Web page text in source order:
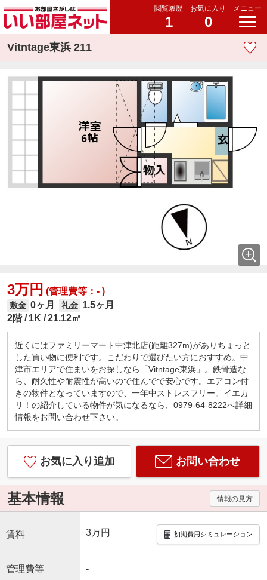
閲覧履歴
1
お気に入り
0
メニュー
Vitntage東浜 211
3万円 (管理費等：- )
敷金 0ヶ月 礼金 1.5ヶ月
2階
1K 21.12㎡
近くにはファミリーマート中津北店(距離327m)がありちょっと
した買い物に便利です。こだわりで選びたい方におすすめ。中
津市エリアで住まいをお探しなら「Vitntage東浜」。鉄骨造な
ら、耐久性や耐震性が高いので住んでで安心です。エアコン付
きの物件となっていますので、一年中ストレスフリー。イエカ
リ！の紹介している物件が気になるなら、0979-64-8222へ詳細
情報をお問い合わせ下さい。
お気に入り追加 お問い合わせ
基本情報 情報の見方
賃料 3万円 初期費用シミュレーション
管理費等 -